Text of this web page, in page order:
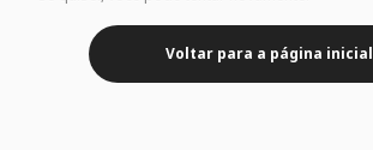
Voltar para a página inicial